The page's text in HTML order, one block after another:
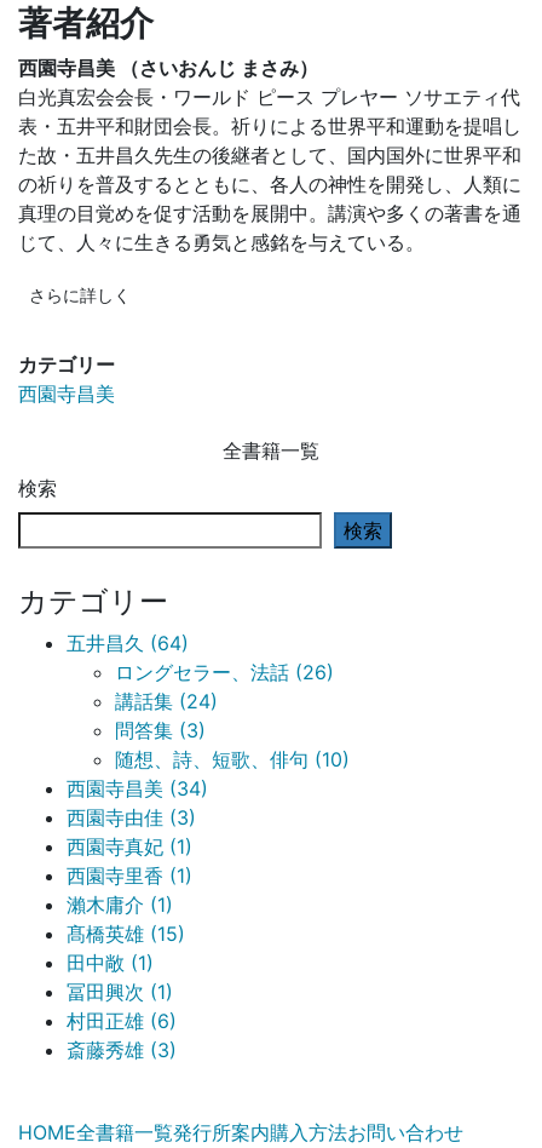
著者紹介
西園寺昌美 （さいおんじ まさみ）
白光真宏会会長・ワールド ピース プレヤー ソサエティ代
表・五井平和財団会長。祈りによる世界平和運動を提唱し
た故・五井昌久先生の後継者として、国内国外に世界平和
の祈りを普及するとともに、各人の神性を開発し、人類に
真理の目覚めを促す活動を展開中。講演や多くの著書を通
じて、人々に生きる勇気と感銘を与えている。
さらに詳しく
カテゴリー
西園寺昌美
全書籍一覧
検索
検索
カテゴリー
五井昌久 (64)
ロングセラー、法話 (26)
講話集 (24)
問答集 (3)
随想、詩、短歌、俳句 (10)
西園寺昌美 (34)
西園寺由佳 (3)
西園寺真妃 (1)
西園寺里香 (1)
瀨木庸介 (1)
髙橋英雄 (15)
田中敞 (1)
冨田興次 (1)
村田正雄 (6)
斎藤秀雄 (3)
HOME全書籍一覧発行所案内購入方法お問い合わせ